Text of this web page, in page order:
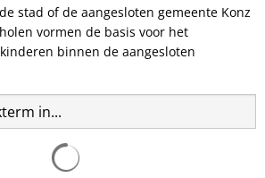
stad of de aangesloten gemeente Konz
vormen de basis voor het
binnen de aangesloten